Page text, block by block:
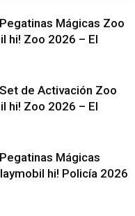
Mágicas Zoo
hi! Zoo 2026 – El
de Activación Zoo
hi! Zoo 2026 – El
Mágicas
hi! Policía 2026